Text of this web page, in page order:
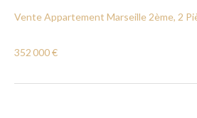
Vente Appartement Marseille 2ème, 2
352 000 €